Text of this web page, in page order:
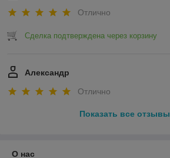
Отлично
Сделка подтверждена через корзину
Александр
Отлично
Показать все отзывы
О нас